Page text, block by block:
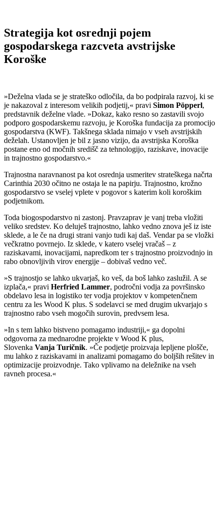
Strategija kot osrednji pojem
gospodarskega razcveta avstrijske
Koroške
»Deželna vlada se je strateško odločila, da bo podpirala razvoj, ki se
je nakazoval z interesom velikih podjetij,« pravi Simon Pöpperl,
predstavnik deželne vlade. »Dokaz, kako resno so zastavili svojo
podporo gospodarskemu razvoju, je Koroška fundacija za promocijo
gospodarstva (KWF). Takšnega sklada nimajo v vseh avstrijskih
deželah. Ustanovljen je bil z jasno vizijo, da avstrijska Koroška
postane eno od močnih središč za tehnologijo, raziskave, inovacije
in trajnostno gospodarstvo.«
Trajnostna naravnanost pa kot osrednja usmeritev strateškega načrta
Carinthia 2030 očitno ne ostaja le na papirju. Trajnostno, krožno
gospodarstvo se vselej vplete v pogovor s katerim koli koroškim
podjetnikom.
Toda biogospodarstvo ni zastonj. Pravzaprav je vanj treba vložiti
veliko sredstev. Ko deluješ trajnostno, lahko vedno znova ješ iz iste
sklede, a le če na drugi strani vanjo tudi kaj daš. Vendar pa se vložki
večkratno povrnejo. Iz sklede, v katero vselej vračaš – z
raziskavami, inovacijami, napredkom ter s trajnostno proizvodnjo in
rabo obnovljivih virov energije – dobivaš vedno več.
»S trajnostjo se lahko ukvarjaš, ko veš, da boš lahko zaslužil. A se
izplača,« pravi Herfried Lammer, področni vodja za površinsko
obdelavo lesa in logistiko ter vodja projektov v kompetenčnem
centru za les Wood K plus. S sodelavci se med drugim ukvarjajo s
trajnostno rabo vseh mogočih surovin, predvsem lesa.
»In s tem lahko bistveno pomagamo industriji,« ga dopolni
odgovorna za mednarodne projekte v Wood K plus,
Slovenka Vanja Turičnik. »Če podjetje proizvaja lepljene plošče,
mu lahko z raziskavami in analizami pomagamo do boljših rešitev in
optimizacije proizvodnje. Tako vplivamo na deležnike na vseh
ravneh procesa.«